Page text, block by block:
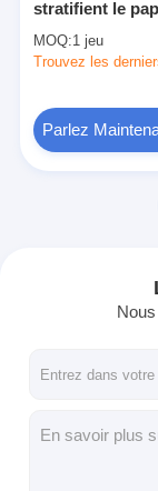
Machine de
machine à
Le double a
Machine de
stratifient le
stratification
industrielle
MOQ:1 jeu
Trouvez les
Parlez